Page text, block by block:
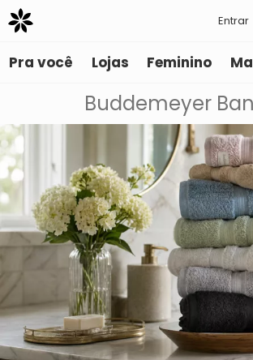
Entrar
Pra você Lojas Feminino
Buddemeyer